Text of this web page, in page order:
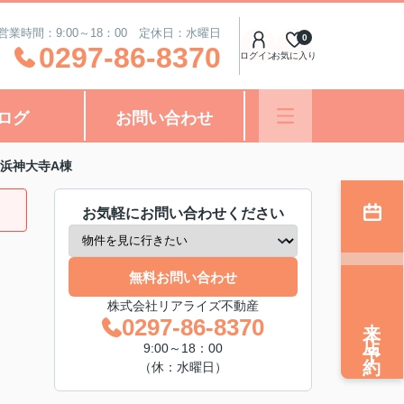
業時間：9:00～18：00 定休日：水曜日
0297-86-8370 ログインお気に入り
0
グ お問い合わせ
神大寺A棟
お気軽にお問い合わせください
無料お問い合わせ
株式会社リアライズ不動産
0297-86-8370
9:00～18：00
（休：水曜日）
来店予約